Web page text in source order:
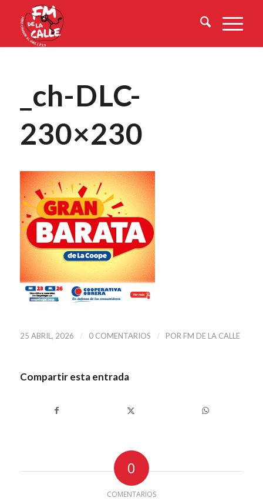
_ch-DLC-
230×230
25 ABRIL, 2026 / 0 COMENTARIOS / POR FM DE LA CALLE
Compartir esta entrada
0
COMENTARIOS